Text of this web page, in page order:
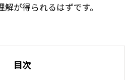
が得られるはずです。
目次